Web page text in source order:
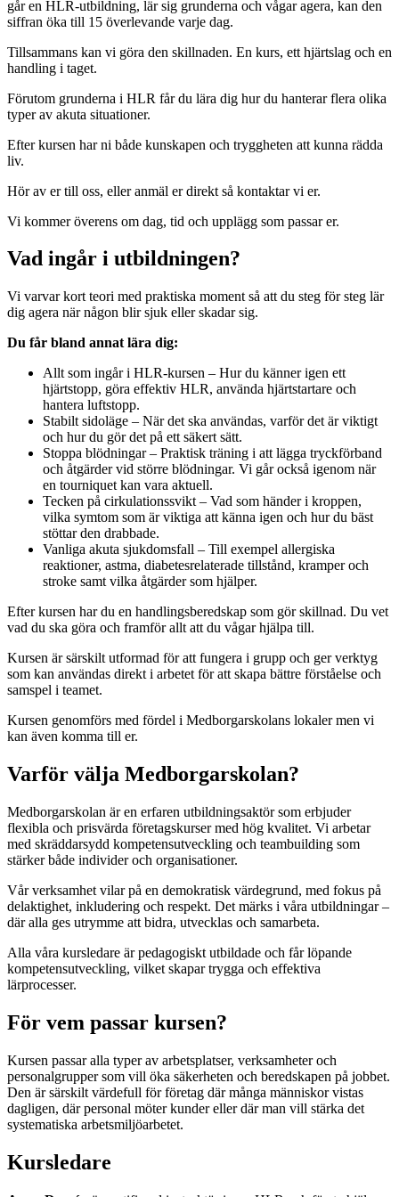
går en HLR-utbildning, lär sig grunderna och vågar agera, kan den
siffran öka till 15 överlevande varje dag.
Tillsammans kan vi göra den skillnaden. En kurs, ett hjärtslag och en
handling i taget.
Förutom grunderna i HLR får du lära dig hur du hanterar flera olika
typer av akuta situationer.
Efter kursen har ni både kunskapen och tryggheten att kunna rädda
liv.
Hör av er till oss, eller anmäl er direkt så kontaktar vi er.
Vi kommer överens om dag, tid och upplägg som passar er.
Vad ingår i utbildningen?
Vi varvar kort teori med praktiska moment så att du steg för steg lär
dig agera när någon blir sjuk eller skadar sig.
Du får bland annat lära dig:
Allt som ingår i HLR-kursen – Hur du känner igen ett
hjärtstopp, göra effektiv HLR, använda hjärtstartare och
hantera luftstopp.
Stabilt sidoläge – När det ska användas, varför det är viktigt
och hur du gör det på ett säkert sätt.
Stoppa blödningar – Praktisk träning i att lägga tryckförband
och åtgärder vid större blödningar. Vi går också igenom när
en tourniquet kan vara aktuell.
Tecken på cirkulationssvikt – Vad som händer i kroppen,
vilka symtom som är viktiga att känna igen och hur du bäst
stöttar den drabbade.
Vanliga akuta sjukdomsfall – Till exempel allergiska
reaktioner, astma, diabetesrelaterade tillstånd, kramper och
stroke samt vilka åtgärder som hjälper.
Efter kursen har du en handlingsberedskap som gör skillnad. Du vet
vad du ska göra och framför allt att du vågar hjälpa till.
Kursen är särskilt utformad för att fungera i grupp och ger verktyg
som kan användas direkt i arbetet för att skapa bättre förståelse och
samspel i teamet.
Kursen genomförs med fördel i Medborgarskolans lokaler men vi
kan även komma till er.
Varför välja Medborgarskolan?
Medborgarskolan är en erfaren utbildningsaktör som erbjuder
flexibla och prisvärda företagskurser med hög kvalitet. Vi arbetar
med skräddarsydd kompetensutveckling och teambuilding som
stärker både individer och organisationer.
Vår verksamhet vilar på en demokratisk värdegrund, med fokus på
delaktighet, inkludering och respekt. Det märks i våra utbildningar –
där alla ges utrymme att bidra, utvecklas och samarbeta.
Alla våra kursledare är pedagogiskt utbildade och får löpande
kompetensutveckling, vilket skapar trygga och effektiva
lärprocesser.
För vem passar kursen?
Kursen passar alla typer av arbetsplatser, verksamheter och
personalgrupper som vill öka säkerheten och beredskapen på jobbet.
Den är särskilt värdefull för företag där många människor vistas
dagligen, där personal möter kunder eller där man vill stärka det
systematiska arbetsmiljöarbetet.
Kursledare